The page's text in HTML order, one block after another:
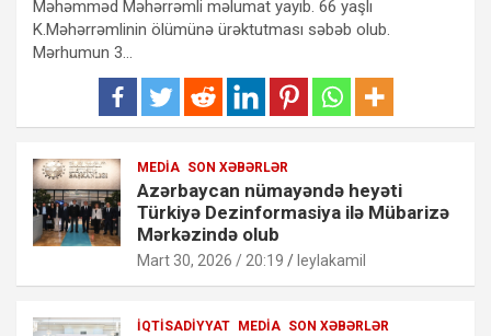
Məhəmməd Məhərrəmli məlumat yayıb. 66 yaşlı
K.Məhərrəmlinin ölümünə ürəktutması səbəb olub.
Mərhumun 3…
MEDIA SON XƏBƏRLƏR
Azərbaycan nümayəndə heyəti
Türkiyə Dezinformasiya ilə Mübarizə
Mərkəzində olub
Mart 30, 2026 / 20:19 leylakamil
İQTISADIYYAT MEDIA SON XƏBƏRLƏR